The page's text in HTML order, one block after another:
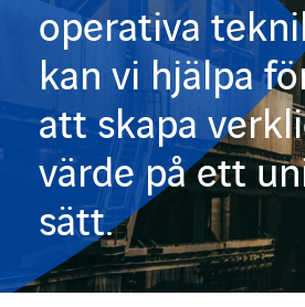
operativa
kan vi hjälpa
att skapa
värde på ett
sätt.